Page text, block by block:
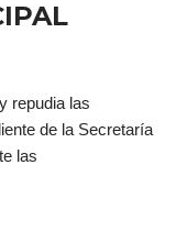
repudia las
de la Secretaría
las